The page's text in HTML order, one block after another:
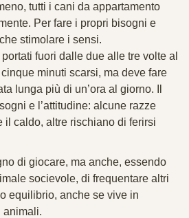
tutti i cani da appartamento
Per fare i propri bisogni e
stimolare i sensi.
fuori dalle due alle tre volte al
minuti scarsi, ma deve fare
lunga più di un’ora al giorno. Il
e l’attitudine: alcune razze
il caldo, altre rischiano di ferirsi
di giocare, ma anche, essendo
socievole, di frequentare altri
equilibrio, anche se vive in
animali.